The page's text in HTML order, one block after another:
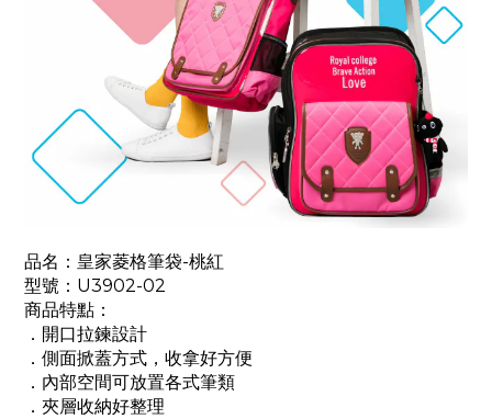
品名：皇家菱格筆袋-桃紅
型號：U3902-02
商品特點：
．開口拉鍊設計
．側面掀蓋方式，收拿好方便
．內部空間可放置各式筆類
．夾層收納好整理